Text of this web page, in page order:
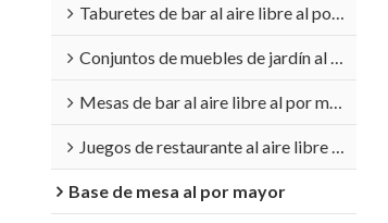
Taburetes de bar al aire libre al por mayor
Conjuntos de muebles de jardín al por mayor
Mesas de bar al aire libre al por mayor
Juegos de restaurante al aire libre al por mayor
Base de mesa al por mayor